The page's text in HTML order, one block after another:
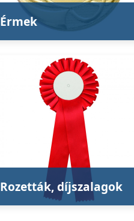
Érmek
Rozetták, díjszalagok